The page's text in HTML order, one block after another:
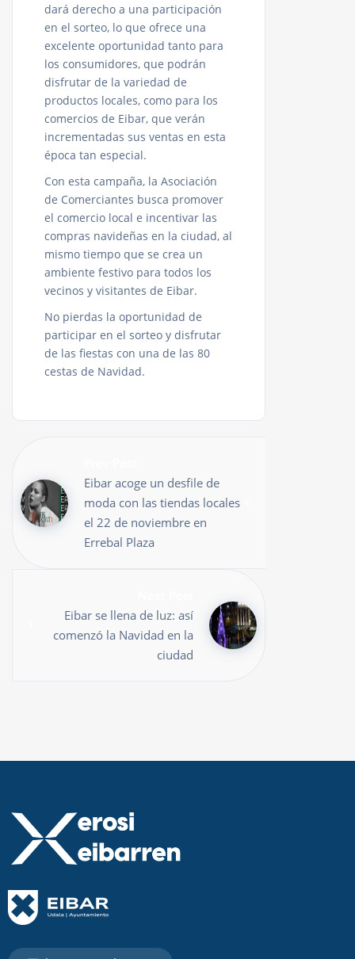
dará derecho a una participación
en el sorteo, lo que ofrece una
excelente oportunidad tanto para
los consumidores, que podrán
disfrutar de la variedad de
productos locales, como para los
comercios de Eibar, que verán
incrementadas sus ventas en esta
época tan especial.
Con esta campaña, la Asociación
de Comerciantes busca promover
el comercio local e incentivar las
compras navideñas en la ciudad, al
mismo tiempo que se crea un
ambiente festivo para todos los
vecinos y visitantes de Eibar.
No pierdas la oportunidad de
participar en el sorteo y disfrutar
de las fiestas con una de las 80
cestas de Navidad.
Eibar acoge un desfile de
moda con las tiendas locales
el 22 de noviembre en
Errebal Plaza
Eibar se llena de luz: así
comenzó la Navidad en la
ciudad